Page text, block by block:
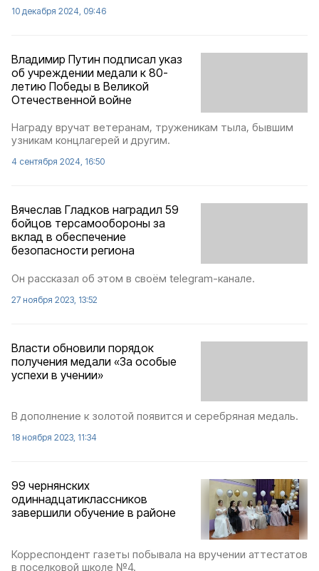
10 декабря 2024, 09:46
Владимир Путин подписал указ
об учреждении медали к 80-
летию Победы в Великой
Отечественной войне
Награду вручат ветеранам, труженикам тыла, бывшим
узникам концлагерей и другим.
4 сентября 2024, 16:50
Вячеслав Гладков наградил 59
бойцов терсамообороны за
вклад в обеспечение
безопасности региона
Он рассказал об этом в своём telegram-канале.
27 ноября 2023, 13:52
Власти обновили порядок
получения медали «За особые
успехи в учении»
В дополнение к золотой появится и серебряная медаль.
18 ноября 2023, 11:34
99 чернянских
одиннадцатиклассников
завершили обучение в районе
Корреспондент газеты побывала на вручении аттестатов
в поселковой школе №4.